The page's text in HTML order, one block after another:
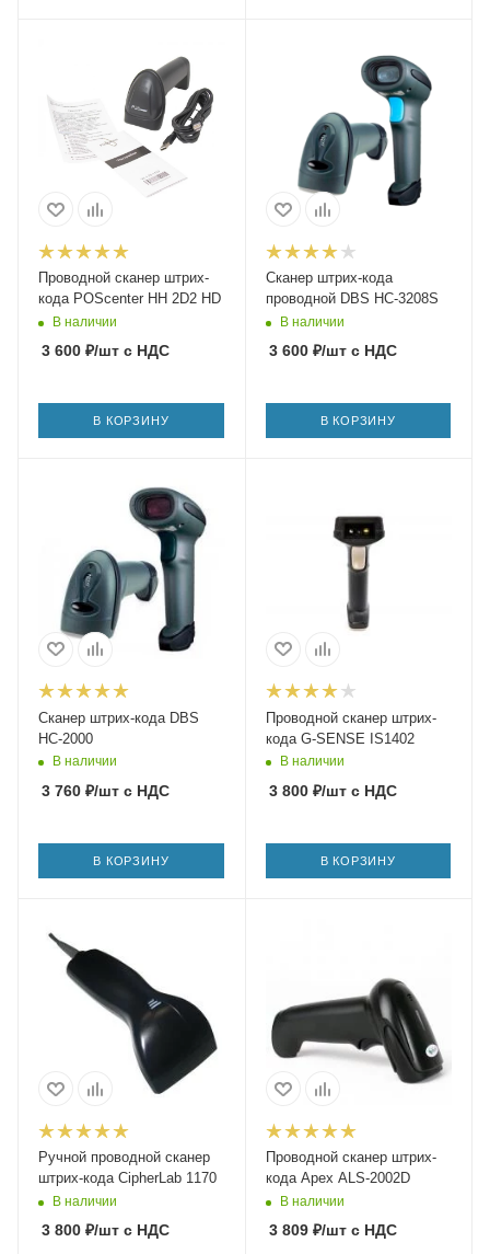
Проводной сканер штрих-
кода POScenter HH 2D2 HD
В наличии
3 600 ₽/шт с НДС
В КОРЗИНУ
Сканер штрих-кода
проводной DBS HC-3208S
В наличии
3 600₽/штс НДС
В КОРЗИНУ
Сканер штрих-кода DBS
HC-2000
В наличии
3 760 ₽/шт с НДС
В КОРЗИНУ
Проводной сканер штрих-
кода G-SENSE IS1402
В наличии
3 800₽/штс НДС
В КОРЗИНУ
Ручной проводной сканер
штрих-кода CipherLab 1170
В наличии
3 800 ₽/шт с НДС
Проводной сканер штрих-
кода Apex ALS-2002D
В наличии
3 809₽/штс НДС